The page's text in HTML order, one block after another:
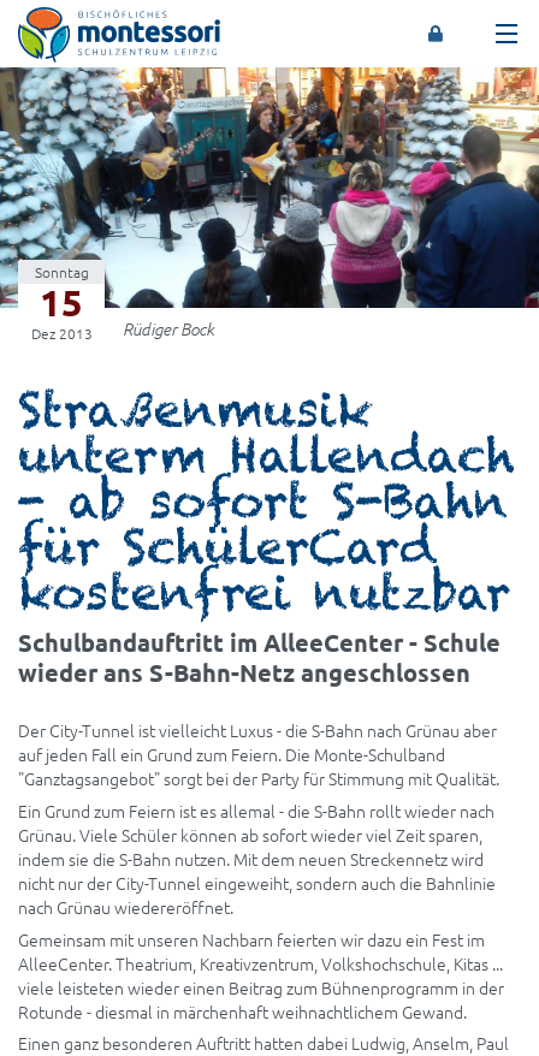
Montessori-Schulzentrum Leipzig
Sonntag
15
Dez 2013 Rüdiger Bock
Straßenmusik
unterm Hallendach
- ab sofort S-Bahn
für SchülerCard
kostenfrei nutzbar
Schulbandauftritt im AlleeCenter - Schule
wieder ans S-Bahn-Netz angeschlossen
Der City-Tunnel ist vielleicht Luxus - die S-Bahn nach Grünau aber
auf jeden Fall ein Grund zum Feiern. Die Monte-Schulband
"Ganztagsangebot" sorgt bei der Party für Stimmung mit Qualität.
Ein Grund zum Feiern ist es allemal - die S-Bahn rollt wieder nach
Grünau. Viele Schüler können ab sofort wieder viel Zeit sparen,
indem sie die S-Bahn nutzen. Mit dem neuen Streckennetz wird
nicht nur der City-Tunnel eingeweiht, sondern auch die Bahnlinie
nach Grünau wiedereröffnet.
Gemeinsam mit unseren Nachbarn feierten wir dazu ein Fest im
AlleeCenter. Theatrium, Kreativzentrum, Volkshochschule, Kitas ...
viele leisteten wieder einen Beitrag zum Bühnenprogramm in der
Rotunde - diesmal in märchenhaft weihnachtlichem Gewand.
Einen ganz besonderen Auftritt hatten dabei Ludwig, Anselm, Paul